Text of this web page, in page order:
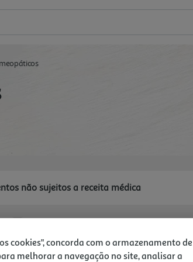
não sujeitos a receita médica
cookies", concorda com o armazenamento de
melhorar a navegação no site, analisar a